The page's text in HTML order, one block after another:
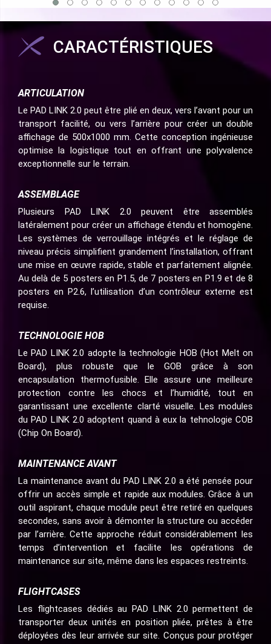
CARACTÉRISTIQUES
ARTICULATION
Le PAD LINK 2.0 peut être plié en deux, vers l’avant pour un
transport facilité, ou vers l’arrière pour créer un double
affichage de 500x1000 mm. Cette conception ingénieuse
optimise la logistique tout en offrant une polyvalence
exceptionnelle sur le terrain.
ASSEMBLAGE
Plusieurs PAD LINK 2.0 peuvent être assemblés
latéralement pour créer un affichage étendu et homogène.
Les systèmes de verrouillage intégrés et le réglage de
niveau précis simplifient grandement l’installation, offrant
une mise en œuvre rapide, stable et parfaitement alignée.
Au delà de 5 posters en P1.5, de 7 posters en P1.9 et de 8
posters en P2.6, l’utilisation d’un contrôleur externe est
requise.
TECHNOLOGIE HOB
Le PAD LINK 2.0 adopte la technologie HOB (Hot Melt on
Board), plus robuste que le GOB grâce à son
encapsulation thermofusible. Elle assure une meilleure
protection contre les chocs et l’humidité, tout en
garantissant une excellente clarté visuelle. Les modules
du PAD LINK 2.0 adoptent quand à eux la tehnologie COB
(Chip On Board).
MAINTENANCE AVANT
La maintenance avant du PAD LINK 2.0 a été pensée pour
offrir un accès simple et rapide aux modules. Grâce à un
outil aspirant, chaque module peut être retiré en quelques
secondes, sans avoir à démonter la structure ou accéder
par l’arrière. Cette approche réduit considérablement les
temps d’intervention et facilite les opérations de
maintenance sur site, même dans les espaces restreints.
FLIGHTCASES
Les flightcases dédiés au PAD LINK 2.0 permettent de
transporter deux unités en position pliée, prêtes à être
déployées dès leur arrivée sur site. Conçus pour protéger